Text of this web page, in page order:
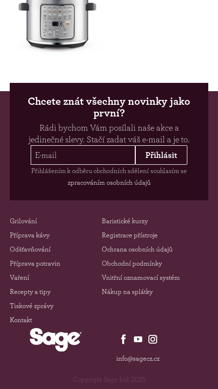
Chcete znát všechny novinky jako
první?
Rádi bychom Vám posílali naše akce a
jedinečné slevy. Stačí zadat váš e-mail a je to.
Přihlásit
Přihlášením k odběru obchodních sdělení souhlasím se
zpracováním osobních údajů
Grilování
Příprava kávy
Odšťavňování
Příprava potravin
Vaření
Recepty a tipy
Tiskové zprávy
Kontakt
Baristické kurzy
Registrace přístroje
Ochrana osobních údajů
Obchodní podmínky
Vnitřní oznamovací systém
Nákup na splátky
info@sagecz.cz
Copyright Sage Ltd. 2025